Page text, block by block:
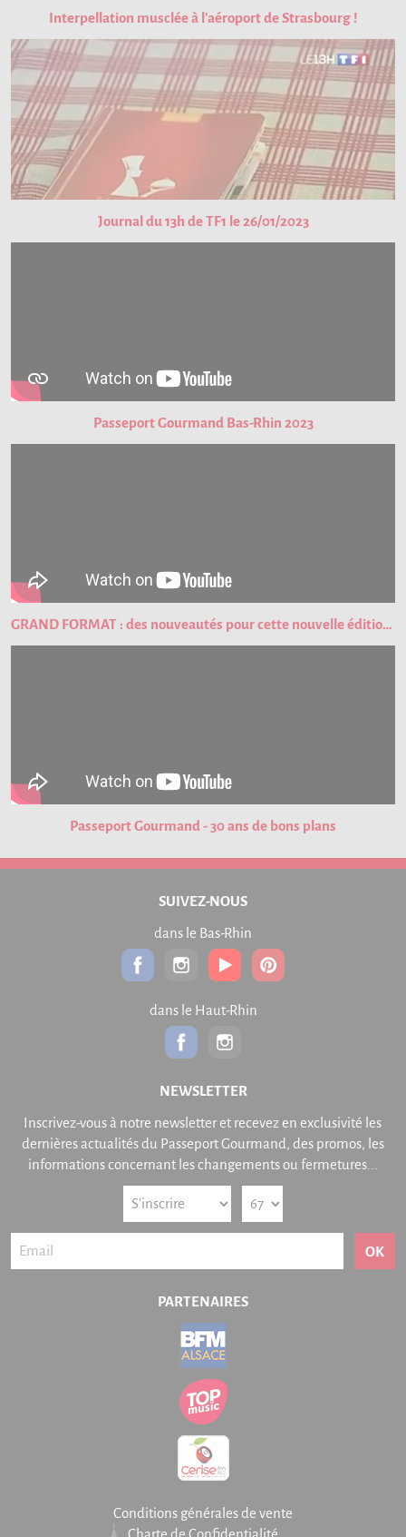
Interpellation musclée à l'aéroport de Strasbourg !
Journal du 13h de TF1 le 26/01/2023
Passeport Gourmand Bas-Rhin 2023
GRAND FORMAT : des nouveautés pour cette nouvelle édition du Passeport Gourmand !
Passeport Gourmand - 30 ans de bons plans
SUIVEZ-NOUS
dans le Bas-Rhin
dans le Haut-Rhin
NEWSLETTER
Inscrivez-vous à notre newsletter et recevez en exclusivité les
dernières actualités du Passeport Gourmand, des promos, les
informations concernant les changements ou fermetures...
OK
PARTENAIRES
Conditions générales de vente